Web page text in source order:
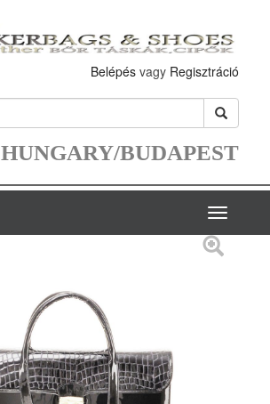
Belépés vagy Regisztráció
HUNGARY/BUDAPEST
Toggle